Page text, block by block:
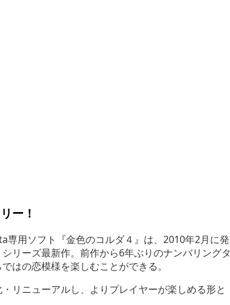
ー！
専用ソフト『金色のコルダ４』は、2010年2月に発
リーズ最新作。前作から6年ぶりのナンバリングタ
はの恋模様を楽しむことができる。
リニューアルし、よりプレイヤーが楽しめる形と